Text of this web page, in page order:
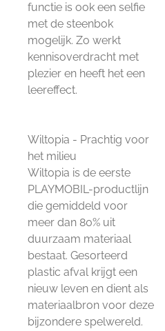
functie is ook een selfie
met de steenbok
mogelijk. Zo werkt
kennisoverdracht met
plezier en heeft het een
leereffect.
Wiltopia - Prachtig voor
het milieu
Wiltopia is de eerste
PLAYMOBIL-productlijn
die gemiddeld voor
meer dan 80% uit
duurzaam materiaal
bestaat. Gesorteerd
plastic afval krijgt een
nieuw leven en dient als
materiaalbron voor deze
bijzondere spelwereld.